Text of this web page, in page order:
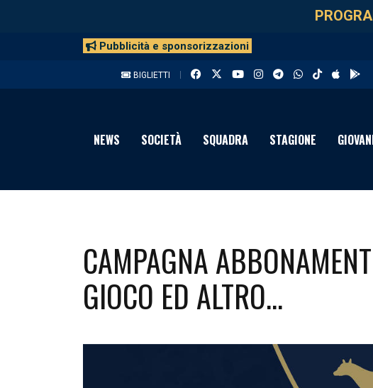
Pubblicità e sponsorizzazioni
BIGLIETTI
NEWS SOCIETÀ SQUADRA STAGIONE
CAMPAGNA
GIOCO ED ALTRO...